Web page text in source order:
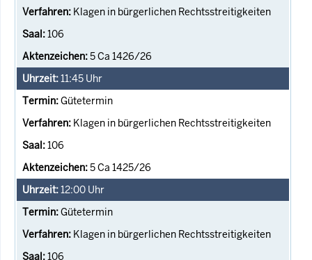
Klagen in bürgerlichen Rechtsstreitigkeiten
106
5 Ca 1426/26
11:45 Uhr
Gütetermin
Klagen in bürgerlichen Rechtsstreitigkeiten
106
5 Ca 1425/26
12:00 Uhr
Gütetermin
Klagen in bürgerlichen Rechtsstreitigkeiten
106